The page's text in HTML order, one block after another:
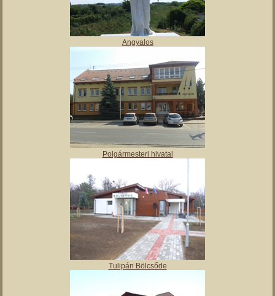
Angyalos
Polgármesteri hivatal
Tulipán Bölcsőde